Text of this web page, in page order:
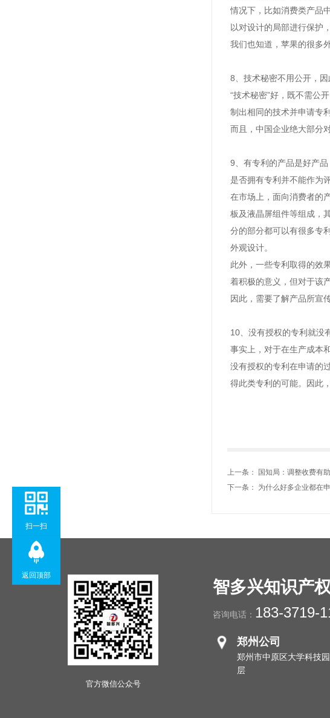
情况下，比如消费类产品
以对设计的局部进行保护
我们也知道，苹果的很多
8
技术秘密不用公开，因
“技术秘密”好，既不需公
制出相同的技术并申请专
而且，中国企业绝大部分
9
有专利的产品是好产品
是否拥有专利并不能作为
在市场上，面向消费者的
板及液晶屏组件等组成，
分的部分都可以有很多专
外观设计。
此外，一些专利取得的效
着积极的意义，但对于该
因此， 需要了解产品所宣
10
没有授权的专利就没
事实上，对于在生产成本
没有授权的专利在申请的
得此类专利的可能。因此
上一条：
国知局：调整收费有
下一条： 为什么好多企业都在
官方微信公众号
智多兴知识产
咨询电话： 183-3719-
郑州公司
郑州市中原区大学科技
层
扫一扫
返回顶部